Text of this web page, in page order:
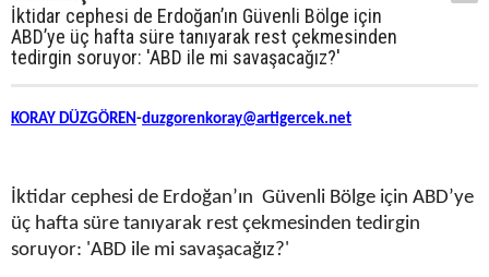
İktidar cephesi de Erdoğan’ın Güvenli Bölge için
ABD’ye üç hafta süre tanıyarak rest çekmesinden
tedirgin soruyor: 'ABD ile mi savaşacağız?'
KORAY DÜZGÖREN-duzgorenkoray@artigercek.net
İktidar cephesi de Erdoğan’ın Güvenli Bölge için ABD’ye
üç hafta süre tanıyarak rest çekmesinden tedirgin
soruyor: 'ABD ile mi savaşacağız?'